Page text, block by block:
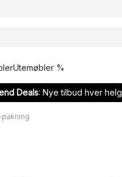
Utemøbler %
Deals: Nye tilbud hver helg